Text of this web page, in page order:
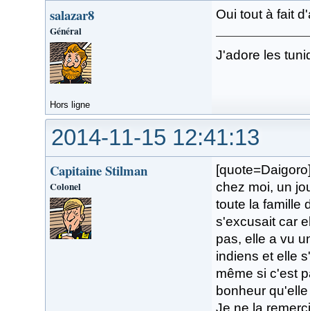
salazar8
Général
Oui tout à fait
J'adore les
Hors ligne
2014-11-15 12:41:13
Capitaine Stilman
Colonel
chez moi, un
toute la famille
s'excusait car
pas, elle a vu
indiens et elle
même si c'est
bonheur